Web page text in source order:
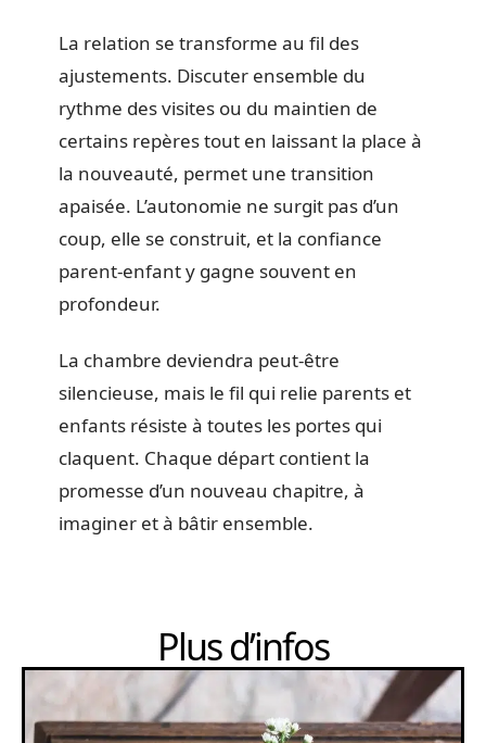
La relation se transforme au fil des
ajustements. Discuter ensemble du
rythme des visites ou du maintien de
certains repères tout en laissant la place à
la nouveauté, permet une transition
apaisée. L’autonomie ne surgit pas d’un
coup, elle se construit, et la confiance
parent-enfant y gagne souvent en
profondeur.
La chambre deviendra peut-être
silencieuse, mais le fil qui relie parents et
enfants résiste à toutes les portes qui
claquent. Chaque départ contient la
promesse d’un nouveau chapitre, à
imaginer et à bâtir ensemble.
Plus d’infos